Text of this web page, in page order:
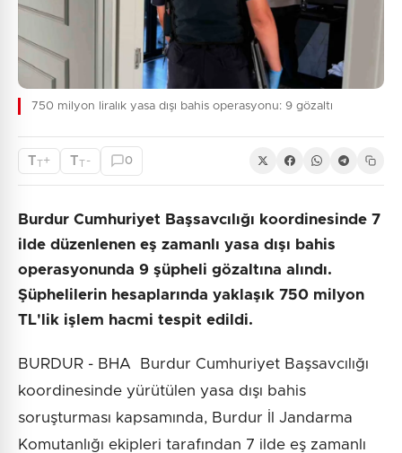
750 milyon liralık yasa dışı bahis operasyonu: 9 gözaltı
TT+ TT - 0
Burdur Cumhuriyet Başsavcılığı koordinesinde 7
ilde düzenlenen eş zamanlı yasa dışı bahis
operasyonunda 9 şüpheli gözaltına alındı.
Şüphelilerin hesaplarında yaklaşık 750 milyon
TL'lik işlem hacmi tespit edildi.
BURDUR - BHA Burdur Cumhuriyet Başsavcılığı
koordinesinde yürütülen yasa dışı bahis
soruşturması kapsamında, Burdur İl Jandarma
Komutanlığı ekipleri tarafından 7 ilde eş zamanlı